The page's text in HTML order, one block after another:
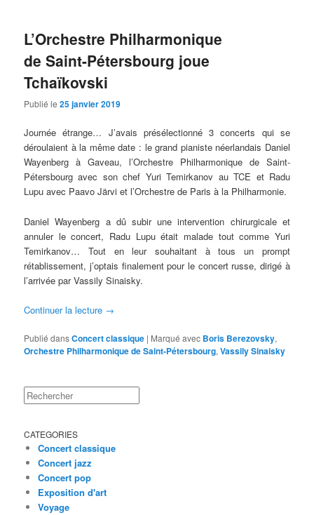
L’Orchestre Philharmonique
de Saint-Pétersbourg joue
Tchaïkovski
Publié le25 janvier 2019
Journée étrange… J’avais présélectionné 3 concerts qui se
déroulaient à la même date : le grand pianiste néerlandais Daniel
Wayenberg à Gaveau, l’Orchestre Philharmonique de Saint-
Pétersbourg avec son chef Yuri Temirkanov au TCE et Radu
Lupu avec Paavo Järvi et l’Orchestre de Paris à la Philharmonie.
Daniel Wayenberg a dû subir une intervention chirurgicale et
annuler le concert, Radu Lupu était malade tout comme Yuri
Temirkanov… Tout en leur souhaitant à tous un prompt
rétablissement, j’optais finalement pour le concert russe, dirigé à
l’arrivée par Vassily Sinaisky.
Continuer la lecture →
Publié dansConcert classique | Marqué avec Boris Berezovsky,
Orchestre Philharmonique de Saint-Pétersbourg,Vassily Sinaisky
Rechercher
CATEGORIES
Concert classique
Concert jazz
Concert pop
Exposition d'art
Voyage